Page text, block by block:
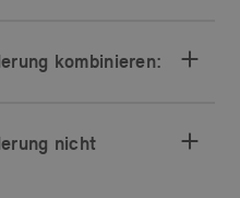
kombinieren:
nicht